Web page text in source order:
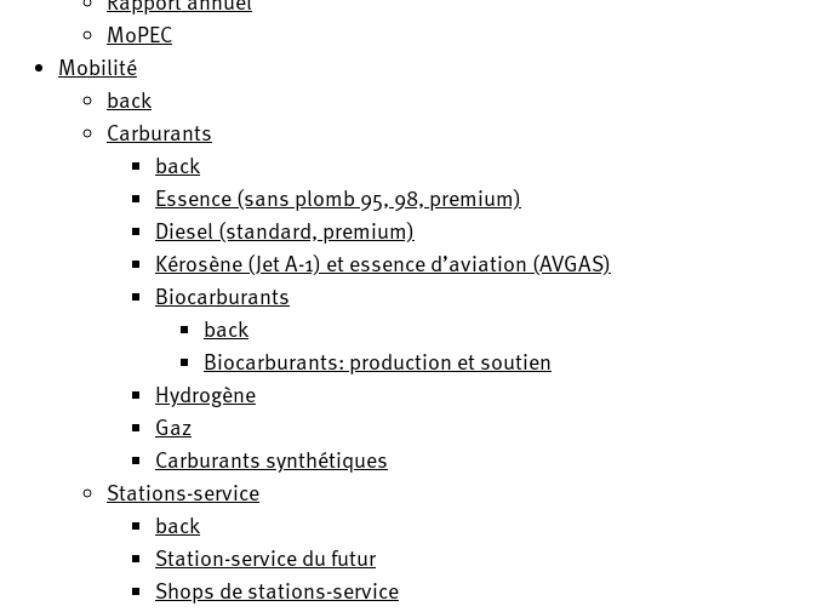
MoPEC
Mobilité
back
Carburants
back
Essence (sans plomb 95, 98, premium)
Diesel (standard, premium)
Kérosène (Jet A-1) et essence d’aviation (AVGAS)
Biocarburants
back
Biocarburants: production et soutien
Hydrogène
Gaz
Carburants synthétiques
Stations-service
back
Station-service du futur
Shops de stations-service